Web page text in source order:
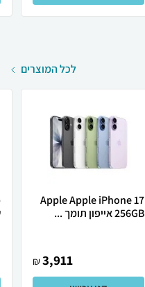
לכל המוצרים
Apple Apple iPhone 17
256GB אייפון תומך ...
3,911
₪